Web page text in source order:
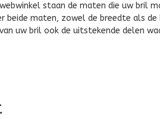
staan de maten die uw bril
beide maten, zowel de breedte als
uw bril ook de uitstekende delen